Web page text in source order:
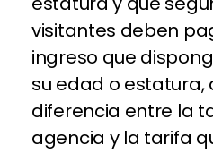
visitantes deben
ingreso que
su edad o
diferencia entre la
agencia y la tarifa